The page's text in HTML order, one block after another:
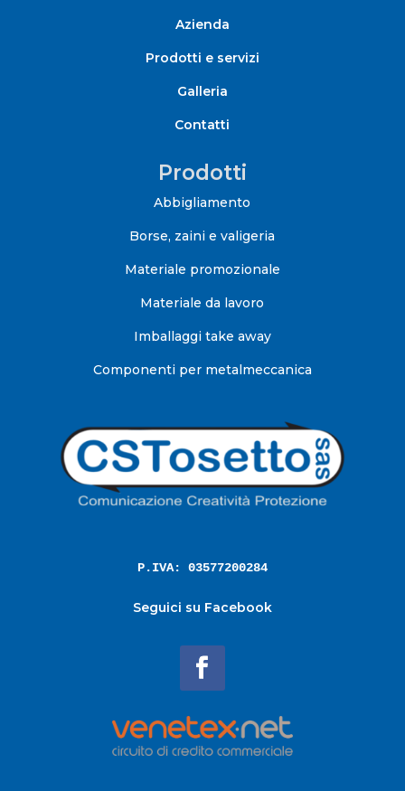
Azienda
Prodotti e servizi
Galleria
Contatti
Prodotti
Abbigliamento
Borse, zaini e valigeria
Materiale promozionale
Materiale da lavoro
Imballaggi take away
Componenti per metalmeccanica
P.IVA: 03577200284
Seguici su Facebook